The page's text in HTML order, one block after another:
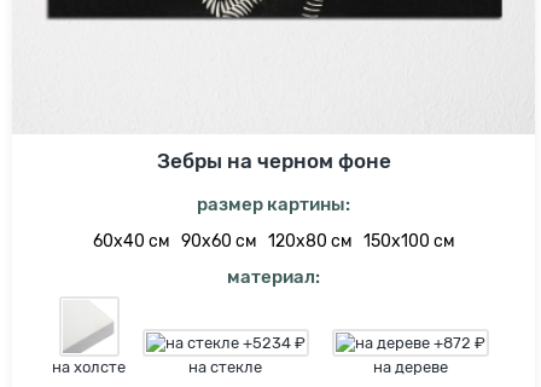
Зебры на черном фоне
размер картины:
60х40 см 90х60 см 120х80 см 150х100 см
материал:
на холсте на стекле на дереве